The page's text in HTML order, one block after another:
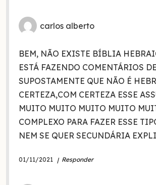
carlos alberto
BEM, NÃO EXISTE BÍBLIA
ESTÁ FAZENDO COMENTÁRIOS DE
SUPOSTAMENTE QUE NÃO É
CERTEZA,COM CERTEZA ESSE
MUITO MUITO MUITO MUITO
COMPLEXO PARA FAZER ESSE
NEM SE QUER SECUNDÁRIA
01/11/2021 Responder